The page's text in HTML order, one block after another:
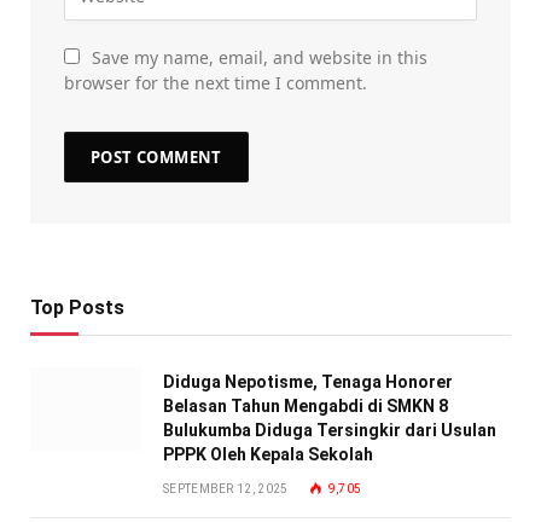
Save my name, email, and website in this
browser for the next time I comment.
Top Posts
Diduga Nepotisme, Tenaga Honorer
Belasan Tahun Mengabdi di SMKN 8
Bulukumba Diduga Tersingkir dari Usulan
PPPK Oleh Kepala Sekolah
SEPTEMBER 12, 2025 9,705